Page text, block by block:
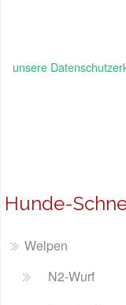
unsere
Hunde-
Welpen
N2-Wurf